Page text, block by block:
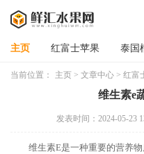
主页 红富士苹果 泰国
当前位置： 主页 > 文章中心 > 红富
维生素e
发表时间：2024-05-23
维生素E是一种重要的营养